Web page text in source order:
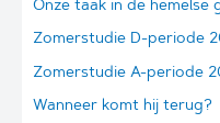
Onze taak in de hemelse
Zomerstudie D-periode
Zomerstudie A-periode
Wanneer komt hij terug?